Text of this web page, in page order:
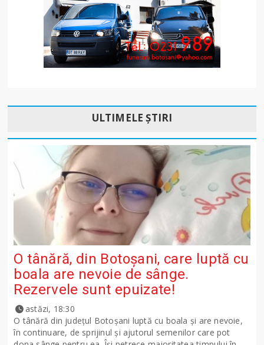
ULTIMELE ȘTIRI
O tânără, din Botoșani, care luptă cu
boala are nevoie de sânge.
Rezervele sunt epuizate!
astăzi, 18:30
O tânără din județul Botoșani luptă cu boala și are nevoie,
în continuare, de sprijinul și ajutorul semenilor care pot